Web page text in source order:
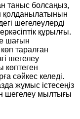
таныс болсаңыз,
қолданылатынын
шегелеулерді
құрылғы.
шағын
таралған
шегелеу
көптеген
сәйкес келеді.
жұмыс істесеңіз
шегелеу мылтығы